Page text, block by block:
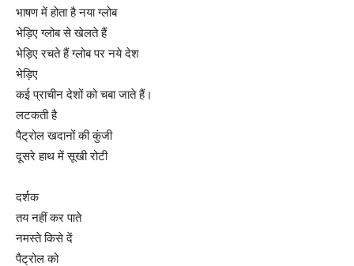
भाषण में होता है नया ग्लोब
भेड़िए ग्लोब से खेलते हैं
भेड़िए रचते हैं ग्लोब पर नये देश
भेड़िए
कई प्राचीन देशों को चबा जाते हैं।
लटकती है
पैट्रोल खदानों की कुंजी
दूसरे हाथ में सूखी रोटी
दर्शक
तय नहीं कर पाते
नमस्ते किसे दें
पैट्रोल को